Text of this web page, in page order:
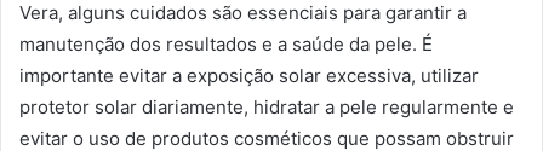
Vera, alguns cuidados são essenciais para garantir a
manutenção dos resultados e a saúde da pele. É
importante evitar a exposição solar excessiva, utilizar
protetor solar diariamente, hidratar a pele regularmente e
evitar o uso de produtos cosméticos que possam obstruir